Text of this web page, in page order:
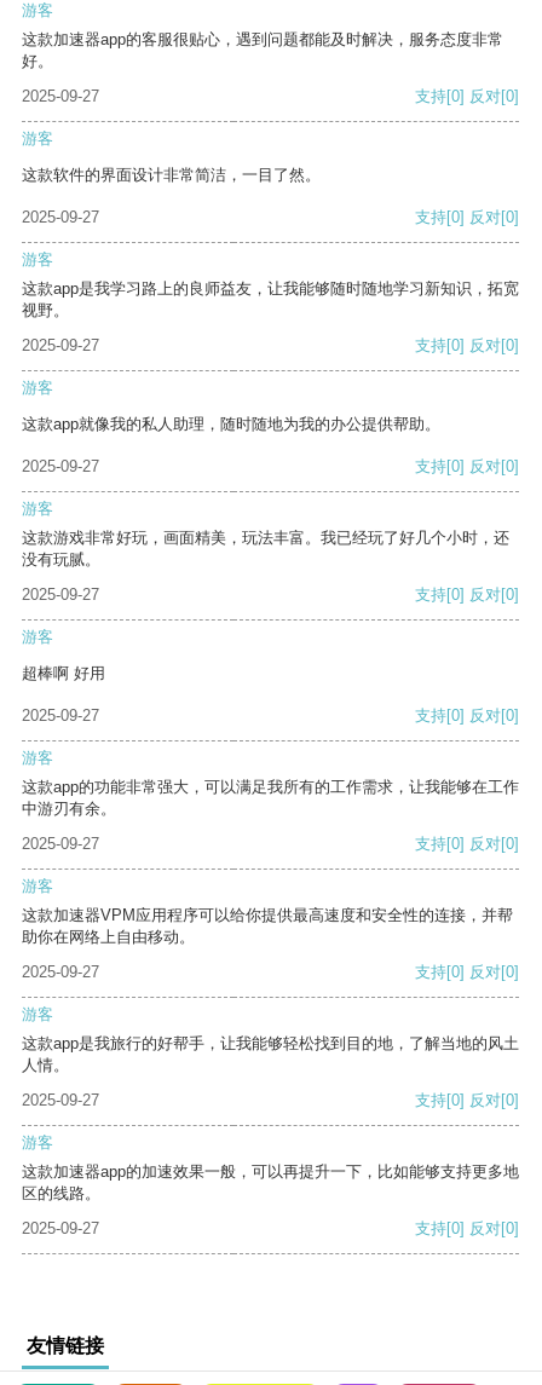
游客
这款加速器app的客服很贴心，遇到问题都能及时解决，服务态度非常
好。
2025-09-27
支持[0] 反对[0]
游客
这款软件的界面设计非常简洁，一目了然。
2025-09-27 支持[0] 反对[0]
游客
这款app是我学习路上的良师益友，让我能够随时随地学习新知识，拓宽
视野。
2025-09-27
支持[0] 反对[0]
游客
这款app就像我的私人助理，随时随地为我的办公提供帮助。
2025-09-27 支持[0] 反对[0]
游客
这款游戏非常好玩，画面精美，玩法丰富。我已经玩了好几个小时，还
没有玩腻。
2025-09-27
支持[0] 反对[0]
游客
超棒啊 好用
2025-09-27 支持[0] 反对[0]
游客
这款app的功能非常强大，可以满足我所有的工作需求，让我能够在工作
中游刃有余。
2025-09-27
支持[0] 反对[0]
游客
这款加速器VPM应用程序可以给你提供最高速度和安全性的连接，并帮
助你在网络上自由移动。
2025-09-27
支持[0] 反对[0]
游客
这款app是我旅行的好帮手，让我能够轻松找到目的地，了解当地的风土
人情。
2025-09-27
支持[0] 反对[0]
游客
这款加速器app的加速效果一般，可以再提升一下，比如能够支持更多地
区的线路。
2025-09-27
支持[0] 反对[0]
友情链接